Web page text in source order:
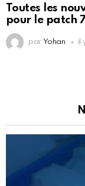
Toutes les
pour le patch
par Yohan il